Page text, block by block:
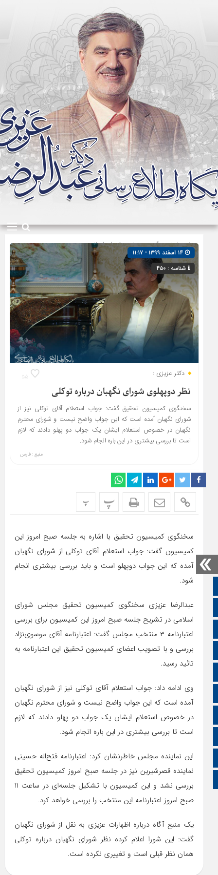
صفحه نخست
تالار گفتمان
اپلیکیشن سایت
اینستاگرام
اطلاعات سایت
زبان انگلیسی
صفحه اصلی» گروه »مجلس شورای اسلامی
شناسه : ۴۵۰
۵۵ دکتر عزیزی :
نظر دوپهلوی شورای نگهبان درباره توکلی
سخنگوی کمیسیون تحقیق گفت: جواب استعلام آقای توکلی نیز از
شورای نگهبان آمده است که این جواب واضح نیست و شورای محترم
نگهبان در خصوص استعلام ایشان یک جواب دو پهلو دادند که لازم
است تا بررسی بیشتری در این باره انجام شود.
منبع : فارس
پ پ
سخنگوی کمیسیون تحقیق با اشاره به جلسه صبح امروز این
کمیسیون گفت: جواب استعلام آقای توکلی از شورای نگهبان
آمده که این جواب دوپهلو است و باید بررسی بیشتری انجام
شود.
عبدالرضا عزیزی سخنگوی کمیسیون تحقیق مجلس شورای
اسلامی در تشریح جلسه صبح امروز این کمیسیون برای بررسی
اعتبار‌نامه ۳ منتخب مجلس گفت: اعتبار‌نامه آقای موسوی‌نژاد
بررسی و با تصویب اعضای کمیسیون تحقیق این اعتبار‌نامه به
تائید رسید.
وی ادامه داد: جواب استعلام آقای توکلی نیز از شورای نگهبان
آمده است که این جواب واضح نیست و شورای محترم نگهبان
در خصوص استعلام ایشان یک جواب دو پهلو دادند که لازم
است تا بررسی بیشتری در این باره انجام شود.
این نماینده مجلس خاطرنشان کرد: اعتبار‌نامه فتح‌اله حسینی
نماینده قصر‌شیرین نیز در جلسه صبح امروز کمیسیون تحقیق
بررسی نشد و این کمیسیون با تشکیل جلسه‌ای در ساعت ۱۱
صبح امروز اعتبار‌نامه این منتخب را بررسی خواهد کرد.
یک منبع آگاه درباره اظهارات عزیزی به نقل از شورای نگهبان
گفت: این شورا اعلام کرده نظر شورای نگهبان درباره توکلی
همان نظر قبلی است و تغییری نکرده است.